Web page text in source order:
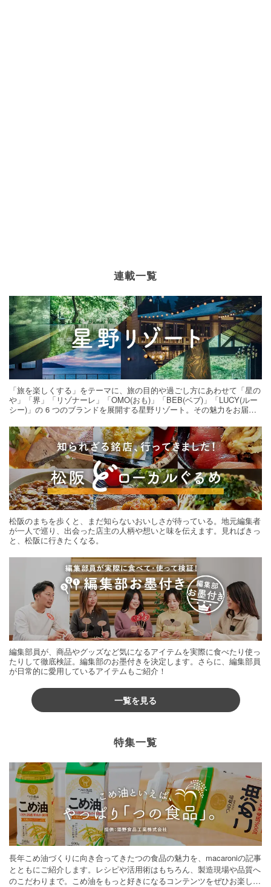
連載一覧
「旅を楽しくする」をテーマに、旅の目的や過ごし方にあわせて「星の
や」「界」「リゾナーレ」「OMO(おも)」「BEB(ベブ)」「LUCY(ルー
シー)」の 6 つのブランドを展開する星野リゾート。その魅力をお届け
松阪のまちを歩くと、まだ知らないおいしさが待っている。地元編集者
が一人で巡り、出会った店主の人柄や想いと味を伝えます。見ればきっ
と、松阪に行きたくなる。
編集部員が、商品やグッズなど気になるアイテムを実際に食べたり使っ
たりして徹底検証。編集部のお墨付きを決定します。さらに、編集部員
が日常的に愛用しているアイテムもご紹介！
一覧を見る
特集一覧
長年こめ油づくりに向き合ってきたつの食品の魅力を、macaroniの記事
とともにご紹介します。レシピや活用術はもちろん、製造現場や品質へ
のこだわりまで。こめ油をもっと好きになるコンテンツをぜひお楽しみ